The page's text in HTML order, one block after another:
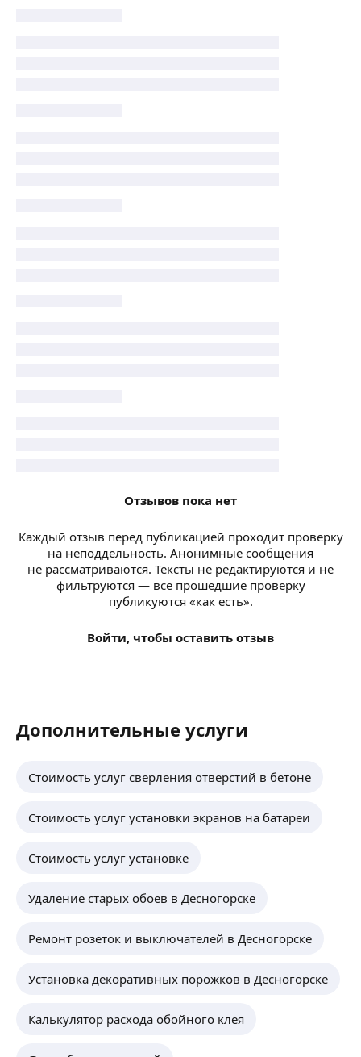
Отзывов пока нет
Каждый отзыв перед публикацией проходит проверку
на неподдельность. Анонимные сообщения
не рассматриваются. Тексты не редактируются и не
фильтруются — все прошедшие проверку
публикуются «как есть».
Войти, чтобы оставить отзыв
Дополнительные услуги
Стоимость услуг сверления отверстий в бетоне
Стоимость услуг установки экранов на батареи
Стоимость услуг установке
Удаление старых обоев в Десногорске
Ремонт розеток и выключателей в Десногорске
Установка декоративных порожков в Десногорске
Калькулятор расхода обойного клея